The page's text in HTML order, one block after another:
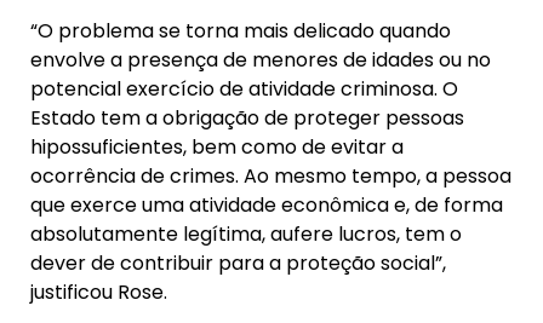
“O problema se torna mais delicado quando
envolve a presença de menores de idades ou no
potencial exercício de atividade criminosa. O
Estado tem a obrigação de proteger pessoas
hipossuficientes, bem como de evitar a
ocorrência de crimes. Ao mesmo tempo, a pessoa
que exerce uma atividade econômica e, de forma
absolutamente legítima, aufere lucros, tem o
dever de contribuir para a proteção social”,
justificou Rose.